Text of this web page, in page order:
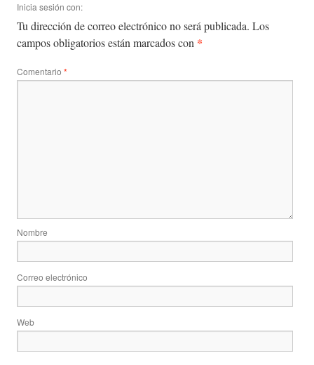
Inicia sesión con:
Tu dirección de correo electrónico no será publicada. Los
campos obligatorios están marcados con *
Comentario *
Nombre
Correo electrónico
Web